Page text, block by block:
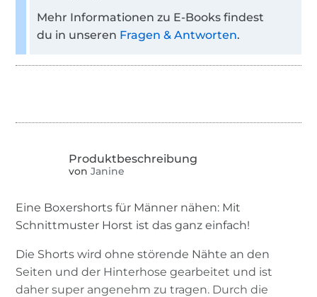
Mehr Informationen zu E-Books findest
du in unseren Fragen & Antworten.
von Janine
Eine Boxershorts für Männer nähen: Mit
Schnittmuster Horst ist das ganz einfach!
Die Shorts wird ohne störende Nähte an den
Seiten und der Hinterhose gearbeitet und ist
daher super angenehm zu tragen. Durch die